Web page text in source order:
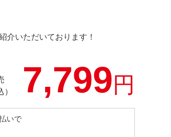
介いただいております！
7,799円
いで